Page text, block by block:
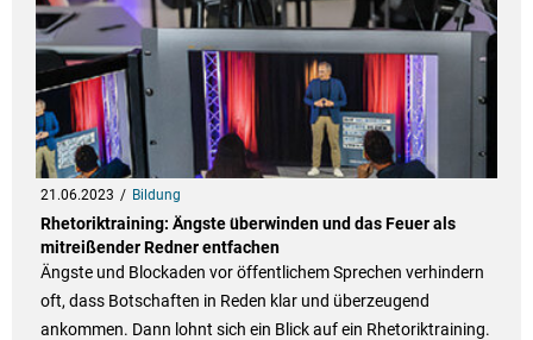
21.06.2023 Bildung
Rhetoriktraining: Ängste überwinden und das Feuer als
mitreißender Redner entfachen
Ängste und Blockaden vor öffentlichem Sprechen verhindern
oft, dass Botschaften in Reden klar und überzeugend
ankommen. Dann lohnt sich ein Blick auf ein Rhetoriktraining.